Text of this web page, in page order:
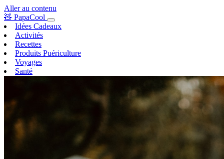
Aller au contenu
🧸 PapaCool
Idées Cadeaux
Activités
Recettes
Produits Puériculture
Voyages
Santé